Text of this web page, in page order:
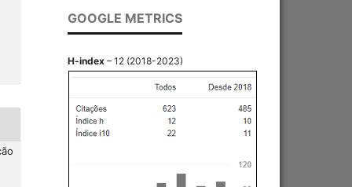
GOOGLE METRICS
H-index – 12 (2018-2023)